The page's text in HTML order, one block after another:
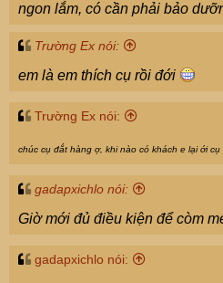
ngon lắm, có cần phải bảo
Trường Ex nói:
em là em thích cụ rồi đới
Trường Ex nói:
chúc cụ đắt hàng ợ, khi nào có khách e lại ới cụ
gadapxichlo nói:
Giờ mới đủ điều kiện để còm
gadapxichlo nói: